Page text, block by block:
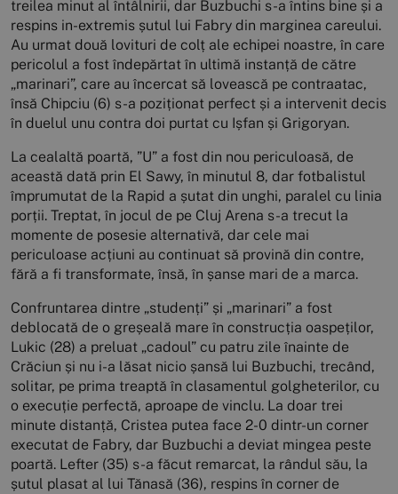
treilea minut al întâlnirii, dar Buzbuchi s-a întins bine și a
respins in-extremis șutul lui Fabry din marginea careului.
Au urmat două lovituri de colț ale echipei noastre, în care
pericolul a fost îndepărtat în ultimă instanță de către
„marinari”, care au încercat să lovească pe contraatac,
însă Chipciu (6) s-a poziționat perfect și a intervenit decis
în duelul unu contra doi purtat cu Ișfan și Grigoryan.
La cealaltă poartă, ”U” a fost din nou periculoasă, de
această dată prin El Sawy, în minutul 8, dar fotbalistul
împrumutat de la Rapid a șutat din unghi, paralel cu linia
porții. Treptat, în jocul de pe Cluj Arena s-a trecut la
momente de posesie alternativă, dar cele mai
periculoase acțiuni au continuat să provină din contre,
fără a fi transformate, însă, în șanse mari de a marca.
Confruntarea dintre „studenți” și „marinari” a fost
deblocată de o greșeală mare în construcția oaspeților,
Lukic (28) a preluat „cadoul” cu patru zile înainte de
Crăciun și nu i-a lăsat nicio șansă lui Buzbuchi, trecând,
solitar, pe prima treaptă în clasamentul golgheterilor, cu
o execuție perfectă, aproape de vinclu. La doar trei
minute distanță, Cristea putea face 2-0 dintr-un corner
executat de Fabry, dar Buzbuchi a deviat mingea peste
poartă. Lefter (35) s-a făcut remarcat, la rândul său, la
șutul plasat al lui Tănasă (36), respins în corner de